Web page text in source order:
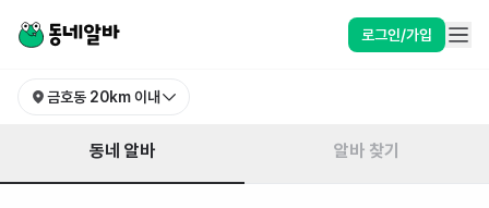
로그인/가입
금호동 20km 이내
동네 알바 알바 찾기